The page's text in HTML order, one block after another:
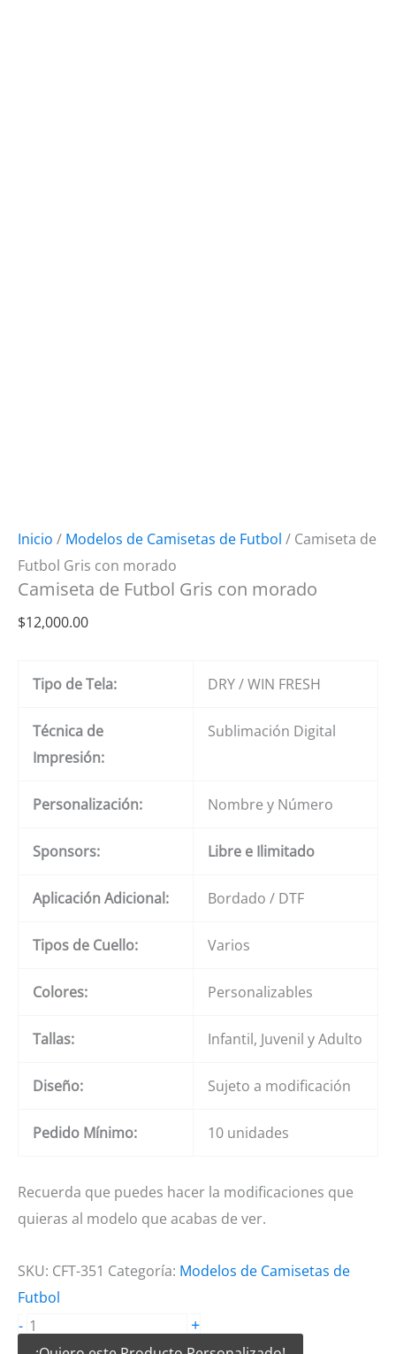
Inicio / Modelos de Camisetas de Futbol / Camiseta de
Futbol Gris con morado
Camiseta de Futbol Gris con morado
$12,000.00
Tipo de Tela: DRY / WIN FRESH
Técnica de
Impresión:
Sublimación Digital
Personalización: Nombre y Número
Sponsors: Libre e Ilimitado
Aplicación Adicional: Bordado / DTF
Tipos de Cuello: Varios
Colores: Personalizables
Tallas: Infantil, Juvenil y Adulto
Diseño: Sujeto a modificación
Pedido Mínimo: 10 unidades
Recuerda que puedes hacer la modificaciones que
quieras al modelo que acabas de ver.
SKU: CFT-351 Categoría: Modelos de Camisetas de
Futbol
- Camiseta
de
+